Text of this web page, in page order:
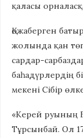
қаласы
Қожаберген
жолында қан
сардар-
баһадүрлердің
мекені Сібір
«Керей руының
Тұрсынбай. Ол